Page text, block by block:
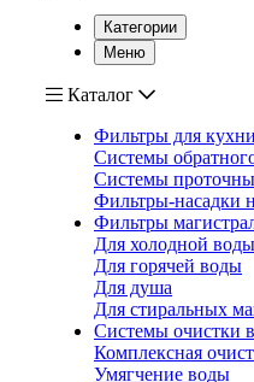
Категории
Меню
Каталог
Фильтры для кухни
Системы
Системы
Фильтры-насадки
Фильтры
Для холодной воды
Для горячей воды
Для душа
Для стиральных
Системы очистки
Комплексная
Умягчение воды